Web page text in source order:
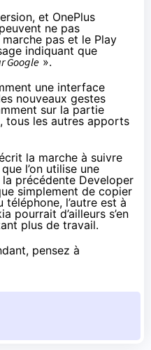
et OnePlus
ne pas
pas et le Play
indiquant que
Google ».
une interface
nouveaux gestes
sur la partie
tous les autres apports
la marche à suivre
l’on utilise une
précédente Developer
simplement de copier
l’autre est à
pourrait d’ailleurs s’en
plus de travail.
pensez à